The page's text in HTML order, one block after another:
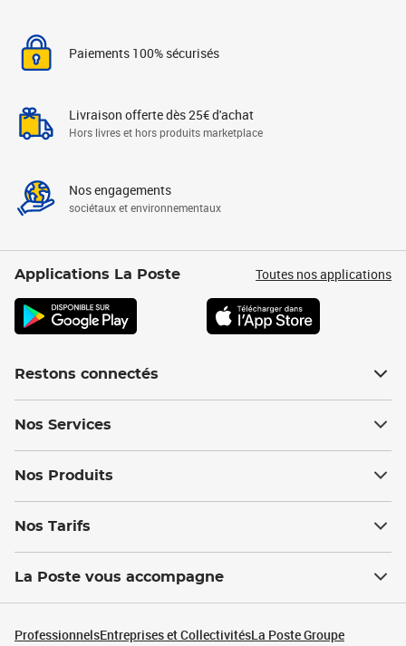
Paiements 100% sécurisés
Livraison offerte dès 25€ d'achat
Hors livres et hors produits marketplace
Nos engagements
sociétaux et environnementaux
Applications La Poste Toutes nos applications
Restons connectés
Nos Services
Nos Produits
Nos Tarifs
La Poste vous accompagne
ProfessionnelsEntreprises et CollectivitésLa Poste Groupe